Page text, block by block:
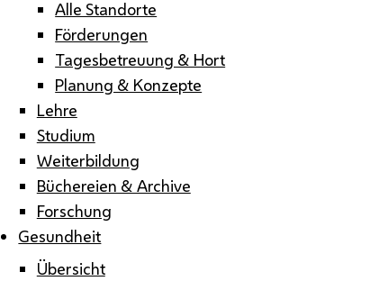
Alle Standorte
Förderungen
Tagesbetreuung & Hort
Planung & Konzepte
Lehre
Studium
Weiterbildung
Büchereien & Archive
Forschung
Gesundheit
Übersicht